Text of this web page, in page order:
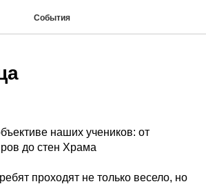
События
наших учеников: от
до стен Храма
проходят не только весело, но